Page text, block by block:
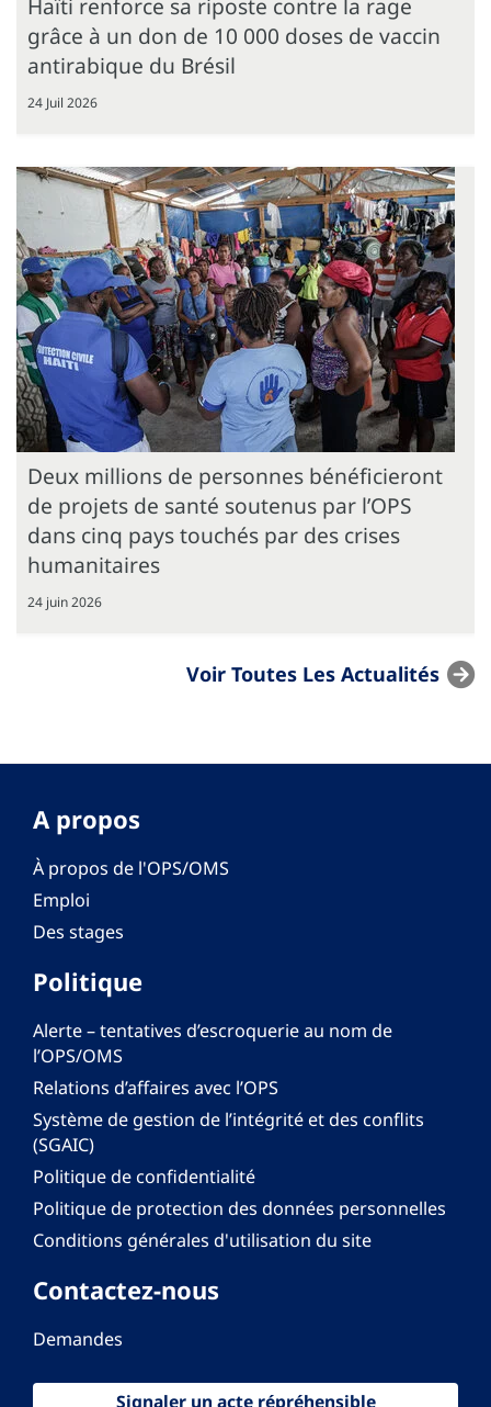
grâce à un don de 10 000 doses de vaccin
antirabique du Brésil
24 Juil 2026
Deux millions de personnes bénéficieront
de projets de santé soutenus par l’OPS
dans cinq pays touchés par des crises
humanitaires
24 juin 2026
Voir Toutes Les Actualités
A propos
À propos de l'OPS/OMS
Emploi
Des stages
Politique
Alerte – tentatives d’escroquerie au nom de
l’OPS/OMS
Relations d’affaires avec l’OPS
Système de gestion de l’intégrité et des conflits
(SGAIC)
Politique de confidentialité
Politique de protection des données personnelles
Conditions générales d'utilisation du site
Contactez-nous
Demandes
Signaler un acte répréhensible